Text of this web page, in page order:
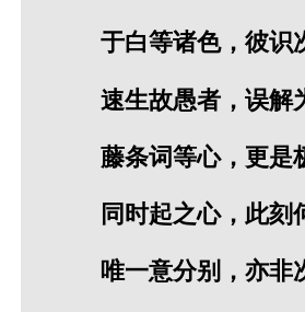
于白等诸色，彼识
速生故愚者，误解
藤条词等心，更是
同时起之心，此刻
唯一意分别，亦非